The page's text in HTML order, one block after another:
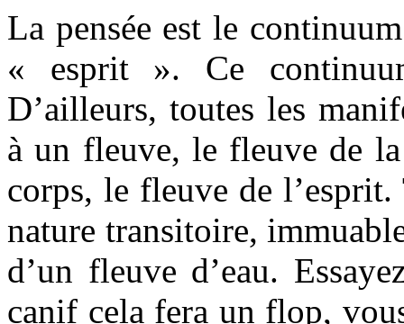
La pensée est le
« esprit ». Ce
D’ailleurs, toutes les
à un fleuve, le fleuve de
corps, le fleuve de
nature transitoire,
d’un fleuve d’eau.
canif cela fera un flop,